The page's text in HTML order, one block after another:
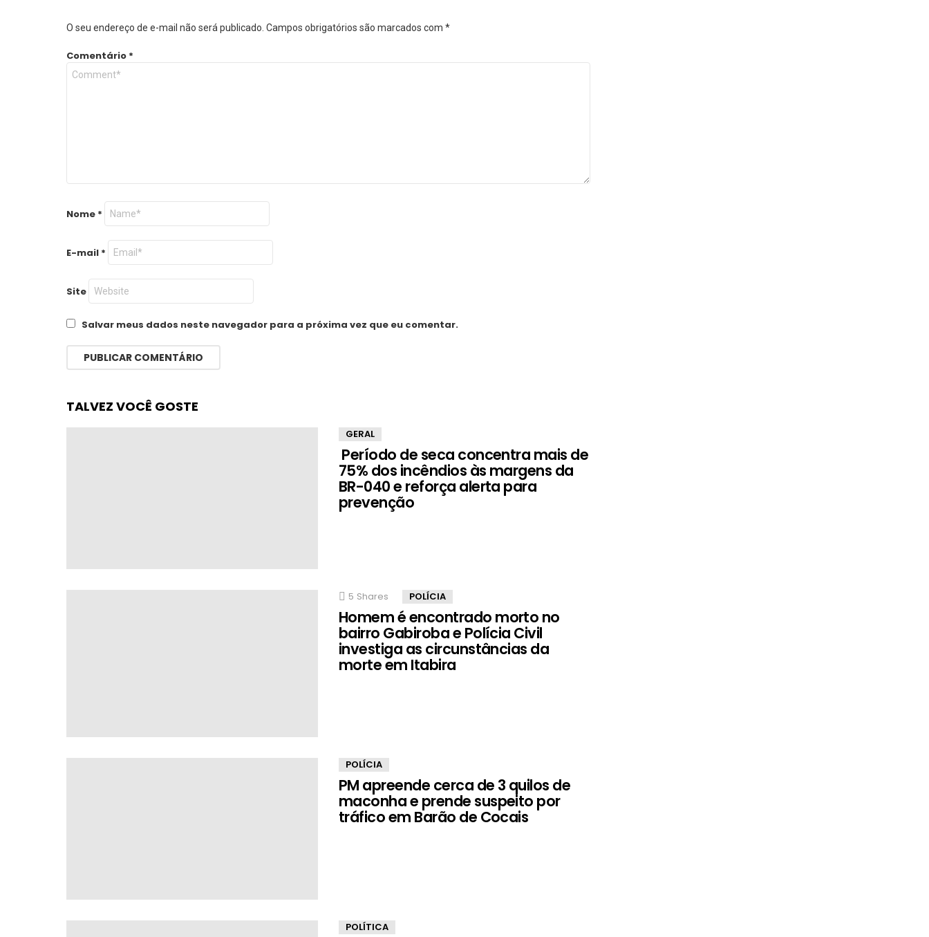
O seu endereço de e-mail não será publicado. Campos obrigatórios são marcados com *
Comentário *
Nome *
E-mail *
Site
Salvar meus dados neste navegador para a próxima vez que eu comentar.
TALVEZ VOCÊ GOSTE
GERAL
Período de seca concentra mais de
75% dos incêndios às margens da
BR-040 e reforça alerta para
prevenção
5 Shares POLÍCIA
Homem é encontrado morto no
bairro Gabiroba e Polícia Civil
investiga as circunstâncias da
morte em Itabira
POLÍCIA
PM apreende cerca de 3 quilos de
maconha e prende suspeito por
tráfico em Barão de Cocais
POLÍTICA